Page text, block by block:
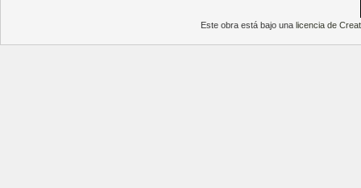
Este obra está bajo unalicencia de